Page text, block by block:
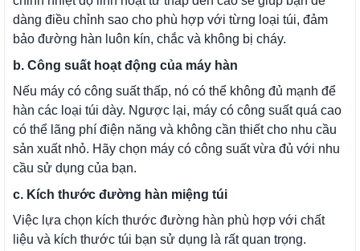
dàng điều chỉnh sao cho phù hợp với từng loại túi, đảm
bảo đường hàn luôn kín, chắc và không bị cháy.
b. Công suất hoạt động của máy hàn
Nếu máy có công suất thấp, nó có thể không đủ mạnh để
hàn các loại túi dày. Ngược lại, máy có công suất quá cao
có thể lãng phí điện năng và không cần thiết cho nhu cầu
sản xuất nhỏ. Hãy chọn máy có công suất vừa đủ với nhu
cầu sử dụng của bạn.
c. Kích thước đường hàn miệng túi
Việc lựa chọn kích thước đường hàn phù hợp với chất
liệu và kích thước túi bạn sử dụng là rất quan trọng.